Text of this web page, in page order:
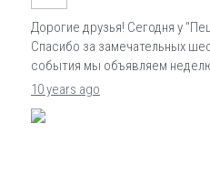
Дорогие друзья! Сегодня у
Спасибо за замечательных
события мы объявляем
10 years ago